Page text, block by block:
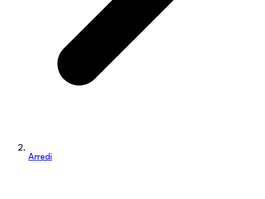
Arredi